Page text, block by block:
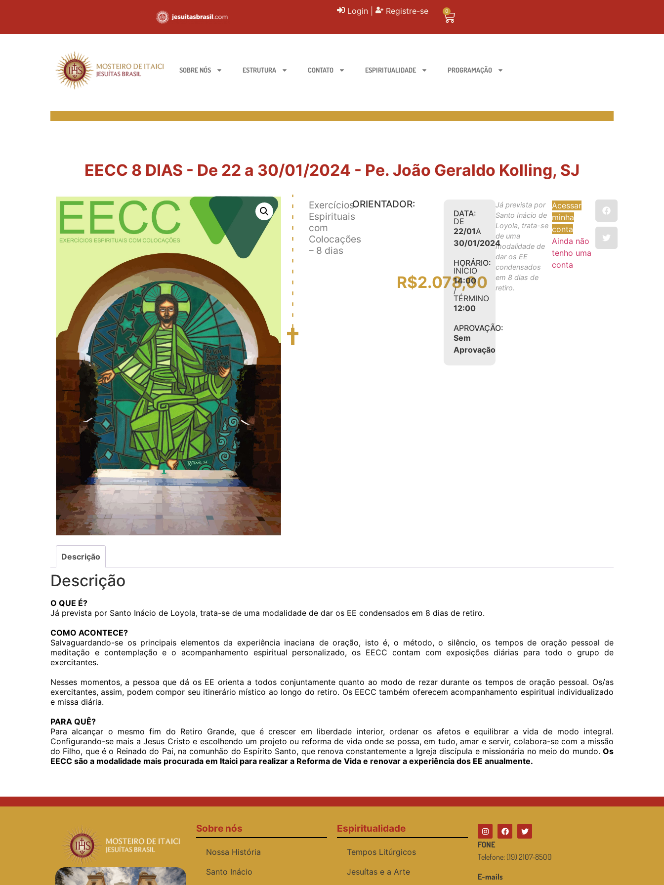
Login Registre-se 0
SOBRE NÓS ESTRUTURA CONTATO ESPIRITUALIDADE PROGRAMAÇÃO
EECC 8 DIAS - De 22 a 30/01/2024 - Pe. João Geraldo Kolling, SJ
Exercícios
Espirituais
com
Colocações
– 8 dias
ORIENTADOR:
R$2.078,00
DATA:
DE
22/01A
30/01/2024
HORÁRIO:
INÍCIO
14:00
/
TÉRMINO
12:00
APROVAÇÃO:
Sem
Aprovação
Já prevista por
Santo Inácio de
Loyola, trata-se
de uma
modalidade de
dar os EE
condensados
em 8 dias de
retiro.
Acessar
minha
conta
Ainda não
tenho uma
conta
Descrição
Descrição
O QUE É?
Já prevista por Santo Inácio de Loyola, trata-se de uma modalidade de dar os EE condensados em 8 dias de retiro.
COMO ACONTECE?
Salvaguardando-se os principais elementos da experiência inaciana de oração, isto é, o método, o silêncio, os tempos de oração pessoal de
meditação e contemplação e o acompanhamento espiritual personalizado, os EECC contam com exposições diárias para todo o grupo de
exercitantes.
Nesses momentos, a pessoa que dá os EE orienta a todos conjuntamente quanto ao modo de rezar durante os tempos de oração pessoal. Os/as
exercitantes, assim, podem compor seu itinerário místico ao longo do retiro. Os EECC também oferecem acompanhamento espiritual individualizado
e missa diária.
PARA QUÊ?
Para alcançar o mesmo fim do Retiro Grande, que é crescer em liberdade interior, ordenar os afetos e equilibrar a vida de modo integral.
Configurando-se mais a Jesus Cristo e escolhendo um projeto ou reforma de vida onde se possa, em tudo, amar e servir, colabora-se com a missão
do Filho, que é o Reinado do Pai, na comunhão do Espírito Santo, que renova constantemente a Igreja discípula e missionária no meio do mundo. Os
EECC são a modalidade mais procurada em Itaici para realizar a Reforma de Vida e renovar a experiência dos EE anualmente.
Sobre nós
Nossa História
Santo Inácio
Espiritualidade
Tempos Litúrgicos
Jesuítas e a Arte
FONE
Telefone: (19) 2107-8500
E-mails